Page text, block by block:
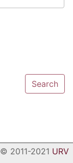
© 2011-2021 URV